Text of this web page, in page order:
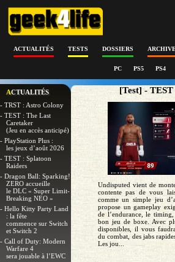
ACTUALITÉS TESTS DOSSIERS
PC PS5 PS4
ACTUALITÉS
- TRST : Astro Colony
- TEST : The Last
Caretaker
(Jeu en accès anticipé)
- PlayStation Plus :
les jeux d’août 2026
- TEST : Splatoon
Raiders
- Dragon Ball: Sparking!
ZERO accueille
le DLC « Super Limit-
Breaking NEO »
- Hello Kitty Party Land
: la fête
commence sur Switch
et Switch 2
- Call of Duty: Modern
Warfare 4
sera jouable à l’EWC
[Test] -
Undisputed vient de
contente pas de vous
comme un simple jeu
propose un gameplay
de l’endurance, le
bon jeu de boxe. Avec
disponibles, il vous
du combat, des jabs
Les jou...